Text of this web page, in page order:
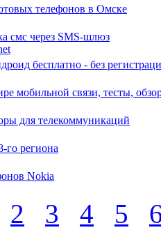
телефонов в Омске
смс через SMS-шлюз
бесплатно - без
мобильной связи, тесты,
для телекоммуникаций
го региона
Nokia
2 3 4 5